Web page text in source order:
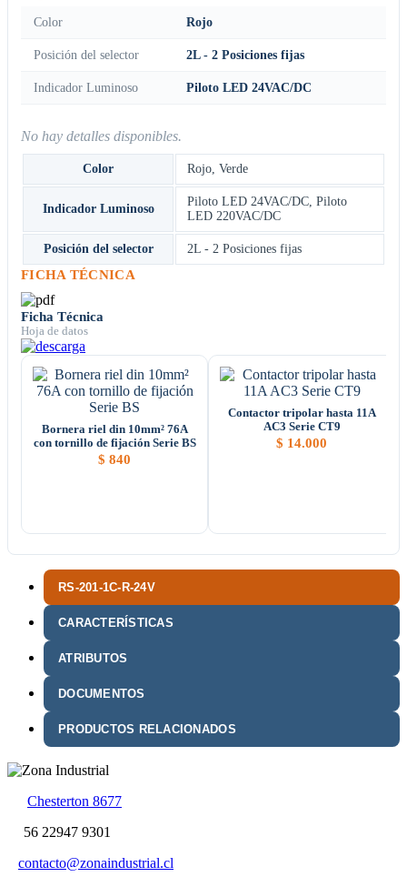
RS-201-1C-R-24V
CARACTERÍSTICAS
ATRIBUTOS
DOCUMENTOS
PRODUCTOS RELACIONADOS
Color Rojo
Posición del selector 2L - 2 Posiciones fijas
Indicador Luminoso Piloto LED 24VAC/DC
No hay detalles disponibles.
Color Rojo, Verde
Indicador Luminoso
Piloto LED 24VAC/DC, Piloto
LED 220VAC/DC
Posición del selector 2L - 2 Posiciones fijas
FICHA TÉCNICA
Ficha Técnica
Hoja de datos
Bornera riel din 10mm² 76A
con tornillo de fijación Serie BS
$ 840
Contactor tripolar hasta 11A
AC3 Serie CT9
$ 14.000
Chesterton 8677
56 22947 9301
contacto@zonaindustrial.cl